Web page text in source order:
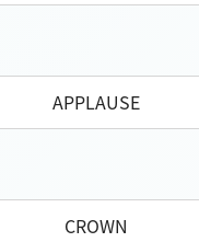
APPLAUSE
CROWN